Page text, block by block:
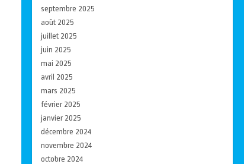
septembre 2025
août 2025
juillet 2025
juin 2025
mai 2025
avril 2025
mars 2025
février 2025
janvier 2025
décembre 2024
novembre 2024
octobre 2024